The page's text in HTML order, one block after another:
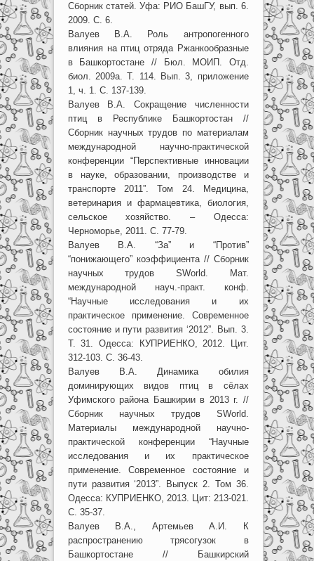
Сборник статей. Уфа: РИО БашГУ, вып. 6.
2009. С. 6.
Валуев В.А. Роль антропогенного
влияния на птиц отряда Ржанкообразные
в Башкортостане // Бюл. МОИП. Отд.
биол. 2009а. Т. 114. Вып. 3, приложение
1, ч. 1. С. 137-139.
Валуев В.А. Сокращение численности
птиц в Республике Башкортостан //
Сборник научных трудов по материалам
международной научно-практической
конференции “Перспективные инновации
в науке, образовании, производстве и
транспорте 2011”. Том 24. Медицина,
ветеринария и фармацевтика, биология,
сельское хозяйство. – Одесса:
Черноморье, 2011. С. 77-79.
Валуев В.А. “За” и “Против”
“понижающего” коэффициента // Сборник
научных трудов SWorld. Мат.
международной науч.-практ. конф.
“Научные исследования и их
практическое применение. Современное
состояние и пути развития ‘2012”. Вып. 3.
Т. 31. Одесса: КУПРИЕНКО, 2012. Цит.
312-103. С. 36-43.
Валуев В.А. Динамика обилия
доминирующих видов птиц в сёлах
Уфимского района Башкирии в 2013 г. //
Сборник научных трудов SWorld.
Материалы международной научно-
практической конференции “Научные
исследования и их практическое
применение. Современное состояние и
пути развития ‘2013”. Выпуск 2. Том 36.
Одесса: КУПРИЕНКО, 2013. Цит: 213-021.
С. 35-37.
Валуев В.А., Артемьев А.И. К
распространению трясогузок в
Башкортостане // Башкирский